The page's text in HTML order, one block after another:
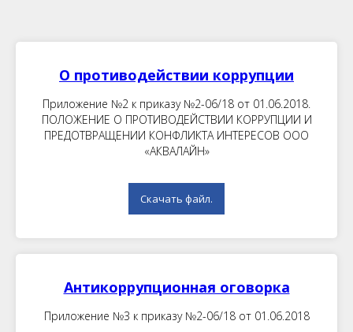
О противодействии коррупции
Приложение №2 к приказу №2-06/18 от 01.06.2018.
ПОЛОЖЕНИЕ О ПРОТИВОДЕЙСТВИИ КОРРУПЦИИ И
ПРЕДОТВРАЩЕНИИ КОНФЛИКТА ИНТЕРЕСОВ ООО
«АКВАЛАЙН»
Скачать файл.
Антикоррупционная оговорка
Приложение №3 к приказу №2-06/18 от 01.06.2018